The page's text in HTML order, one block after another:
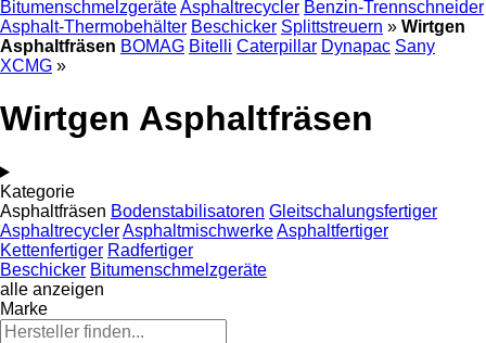
BitumenschmelzgeräteAsphaltrecycler Benzin-Trennschneider
Asphalt-Thermobehälter Beschicker Splittstreuern » Wirtgen
Asphaltfräsen BOMAG Bitelli Caterpillar Dynapac Sany
XCMG »
Wirtgen Asphaltfräsen
Kategorie
Asphaltfräsen Bodenstabilisatoren Gleitschalungsfertiger
AsphaltrecyclerAsphaltmischwerkeAsphaltfertiger
Kettenfertiger Radfertiger
Beschicker Bitumenschmelzgeräte
alle anzeigen
Marke